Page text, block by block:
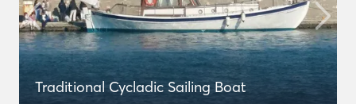
Traditional Cycladic Sailing Boat